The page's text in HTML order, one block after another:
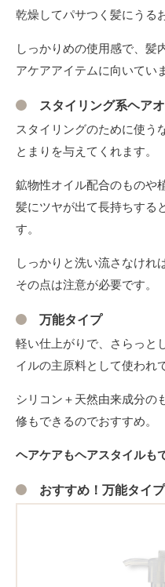
乾燥してパサつく髪にうる
しっかりめの使用感で、髪
アケアアイテムに向いてい
スタイリング系ヘア
スタイリングのために使う
とまりを与えてくれます。
鉱物性オイル配合のものや
髪にツヤが出て長持ちする
す。
しっかりと洗い流さなけれ
その点は注意が必要です。
万能タイプ
軽い仕上がりで、さらっと
イルの主原料として使われ
シリコン＋天然由来成分の
修もできるのでおすすめ。
ヘアケアもヘアスタイルも
おすすめ！万能タイ